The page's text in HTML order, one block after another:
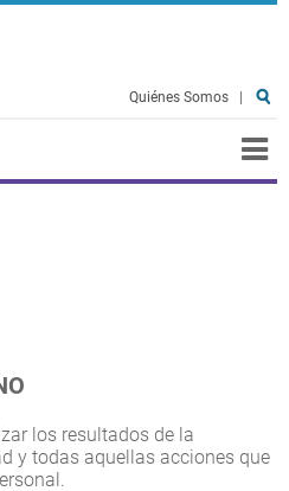
Quiénes Somos
los resultados de la
y todas aquellas acciones que